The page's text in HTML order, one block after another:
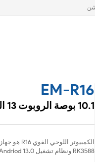
EM-R16
10.1 بوصة الروبوت 13 الكمبيوتر اللوحي الوعرة
RK3588 ونظام تشغيل Andriod 13.0 ، ومجهز بشاشة عالية الوضوح وعالية السطوع.